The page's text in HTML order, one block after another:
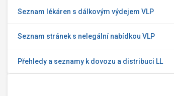
Seznam lékáren s dálkovým výdejem VLP
Seznam stránek s nelegální nabídkou VLP
Přehledy a seznamy k dovozu a distribuci LL